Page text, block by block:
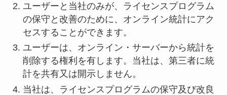
ユーザーと当社のみが、ライセンスプログラム
の保守と改善のために、オンライン統計にアク
セスすることができます。
ユーザーは、オンライン・サーバーから統計を
削除する権利を有します。当社は、第三者に統
計を共有又は開示しません。
当社は、ライセンスプログラムの保守及び改良